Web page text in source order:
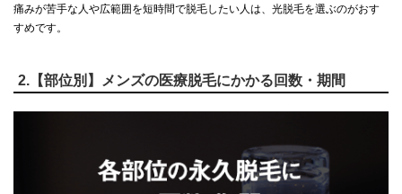
痛みが苦手な人や広範囲を短時間で脱毛したい人は、光脱毛を選ぶのがおす
すめです。
2.【部位別】メンズの医療脱毛にかかる回数・期間